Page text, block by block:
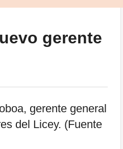
gerente